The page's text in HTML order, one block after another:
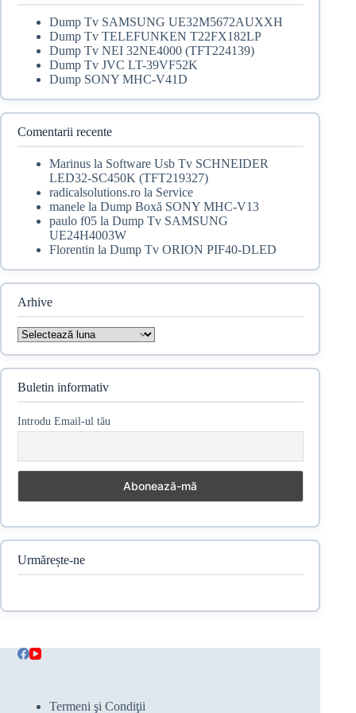
Dump Tv SAMSUNG UE32M5672AUXXH
Dump Tv TELEFUNKEN T22FX182LP
Dump Tv NEI 32NE4000 (TFT224139)
Dump Tv JVC LT-39VF52K
Dump SONY MHC-V41D
Comentarii recente
Marinusla Software Usb Tv SCHNEIDER
LED32-SC450K (TFT219327)
radicalsolutions.rola Service
manelela Dump Boxă SONY MHC-V13
paulo f05la Dump Tv SAMSUNG
UE24H4003W
Florentin la Dump Tv ORION PIF40-DLED
Arhive
Arhive
Buletin informativ
Introdu Email-ul tău
Urmărește-ne
Termeni şi Condiţii